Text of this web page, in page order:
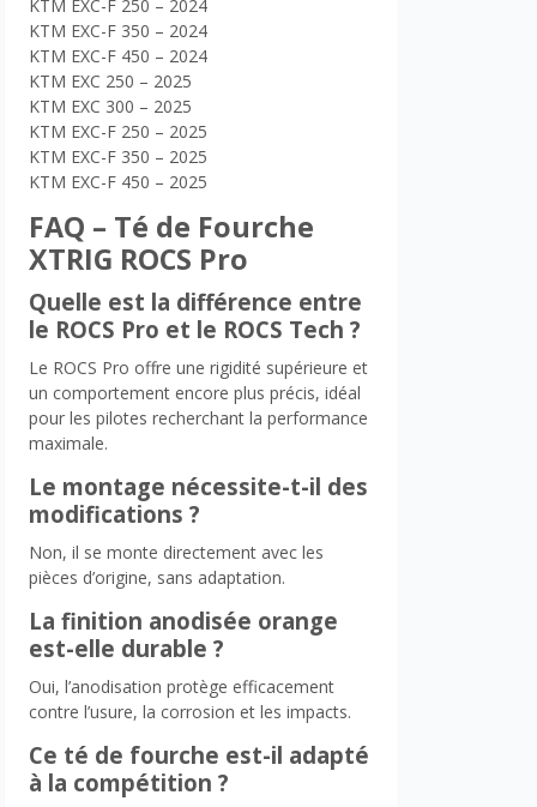
KTM EXC-F 250 – 2024
KTM EXC-F 350 – 2024
KTM EXC-F 450 – 2024
KTM EXC 250 – 2025
KTM EXC 300 – 2025
KTM EXC-F 250 – 2025
KTM EXC-F 350 – 2025
KTM EXC-F 450 – 2025
FAQ – Té de Fourche
XTRIG ROCS Pro
Quelle est la différence entre
le ROCS Pro et le ROCS Tech ?
Le ROCS Pro offre une rigidité supérieure et
un comportement encore plus précis, idéal
pour les pilotes recherchant la performance
maximale.
Le montage nécessite-t-il des
modifications ?
Non, il se monte directement avec les
pièces d’origine, sans adaptation.
La finition anodisée orange
est-elle durable ?
Oui, l’anodisation protège efficacement
contre l’usure, la corrosion et les impacts.
Ce té de fourche est-il adapté
à la compétition ?